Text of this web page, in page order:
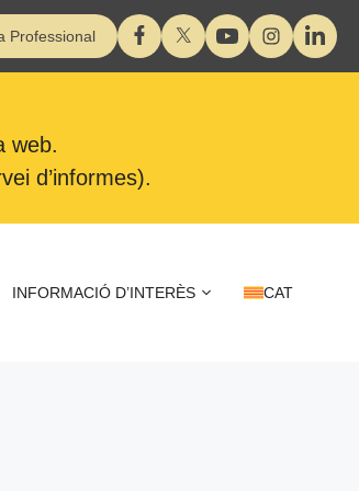
Professional
web.
d’informes).
INFORMACIÓ D’INTERÈS CAT